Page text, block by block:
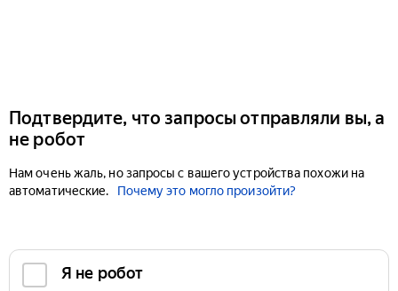
Подтвердите, что запросы отправляли вы, а
не робот
Нам очень жаль, но запросы с вашего устройства похожи на
автоматические.
Почему это могло произойти?